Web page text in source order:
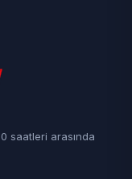
saatleri arasında